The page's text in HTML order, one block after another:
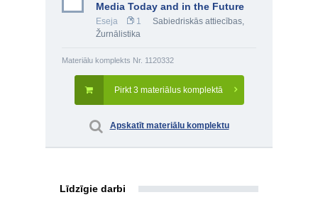
Media Today and in the Future
Eseja 1 Sabiedriskās attiecības,
Žurnālistika
Materiālu komplekts Nr. 1120332
Pirkt 3 materiālus komplektā
Apskatīt materiālu komplektu
Līdzīgie darbi